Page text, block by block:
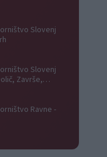
Slovenj
Slovenj
Završe,
Srednji Dolič,
Ravne -